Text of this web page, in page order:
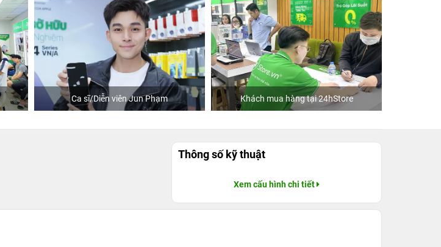
Ca sĩ/Diễn viên Jun Phạm Khách mua hàng tại 24hStore
Thông số kỹ thuật
Xem cấu hình chi tiết